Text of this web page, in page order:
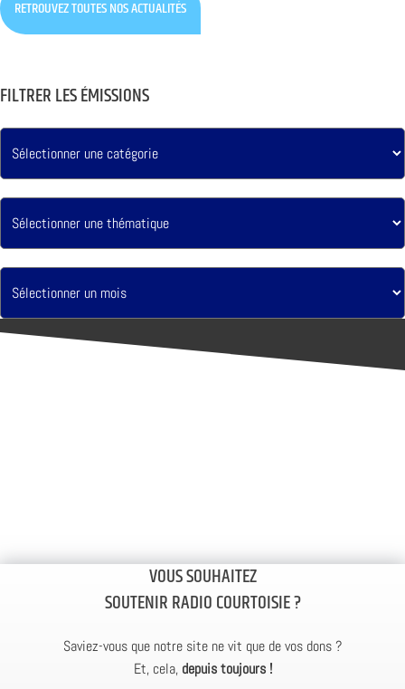
RETROUVEZ TOUTES NOS ACTUALITÉS
FILTRER LES ÉMISSIONS
VOUS SOUHAITEZ
SOUTENIR RADIO COURTOISIE ?
Saviez-vous que notre site ne vit que de vos dons ?
Et, cela, depuis toujours !